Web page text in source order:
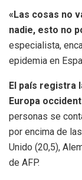
«Las cosas no
nadie, esto no
especialista,
epidemia en
El país registra
Europa
personas se
por encima de
Unido (20,5),
de AFP.